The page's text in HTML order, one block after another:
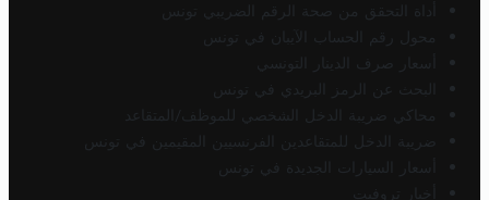
أداة التحقق من صحة الرقم الضريبي تونس
محول رقم الحساب الآيبان في تونس
أسعار صرف الدينار التونسي
البحث عن الرمز البريدي في تونس
محاكي ضريبة الدخل الشخصي للموظف/المتقاعد
ضريبة الدخل للمتقاعدين الفرنسيين المقيمين في تونس
أسعار السيارات الجديدة في تونس
أخبار تروفيت